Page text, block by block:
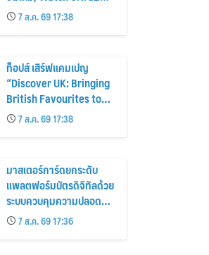
และ Watch9 สูงกว่ารุ่น
ก่อนหน้ากว่า 30%
7 ส.ค. 69 17:38
ท็อปส์ เสิร์ฟแคมเปญ
“Discover UK: Bringing
British Favourites to
You” ขนทัพของอร่อยและ
ไอเท็มฮิตจากสหราช
อาณาจักร ส่งตรงถึงมือ
ตั้งแต่วันนี้ – 18 สิงหาคมนี้
7 ส.ค. 69 17:38
มาสเตอร์การ์ดยกระดับ
แพลตฟอร์มบัตรดิจิทัลด้วย
ระบบควบคุมความปลอดภัย
ใหม่7 ส.ค. 69 17:36